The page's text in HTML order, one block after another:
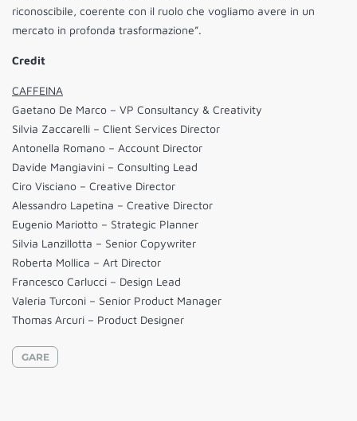
riconoscibile, coerente con il ruolo che vogliamo avere in un
mercato in profonda trasformazione”.
Credit
CAFFEINA
Gaetano De Marco – VP Consultancy & Creativity
Silvia Zaccarelli – Client Services Director
Antonella Romano – Account Director
Davide Mangiavini – Consulting Lead
Ciro Visciano – Creative Director
Alessandro Lapetina – Creative Director
Eugenio Mariotto – Strategic Planner
Silvia Lanzillotta – Senior Copywriter
Roberta Mollica – Art Director
Francesco Carlucci – Design Lead
Valeria Turconi – Senior Product Manager
Thomas Arcuri – Product Designer
GARE